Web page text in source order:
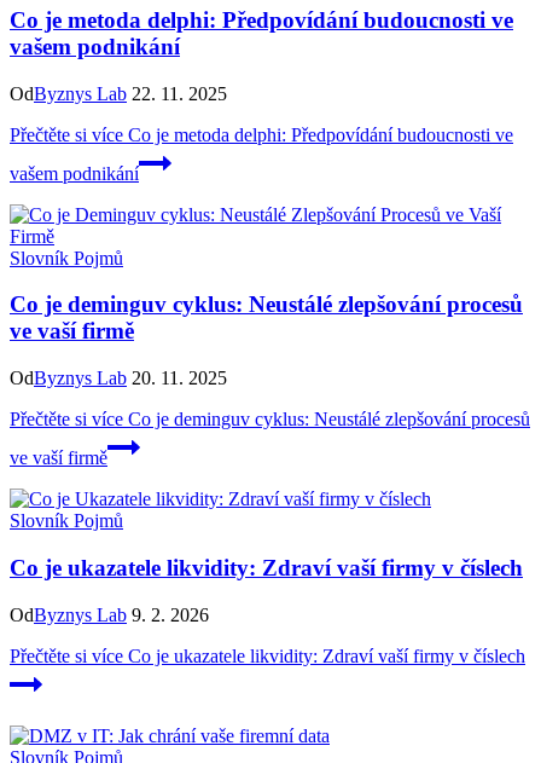
Co je metoda delphi: Předpovídání budoucnosti ve
vašem podnikání
OdByznys Lab 22. 11. 2025
Přečtěte si více Co je metoda delphi: Předpovídání budoucnosti ve
vašem podnikání
Slovník Pojmů
Co je deminguv cyklus: Neustálé zlepšování procesů
ve vaší firmě
OdByznys Lab 20. 11. 2025
Přečtěte si více Co je deminguv cyklus: Neustálé zlepšování procesů
ve vaší firmě
Slovník Pojmů
Co je ukazatele likvidity: Zdraví vaší firmy v číslech
OdByznys Lab 9. 2. 2026
Přečtěte si více Co je ukazatele likvidity: Zdraví vaší firmy v číslech
Slovník Pojmů